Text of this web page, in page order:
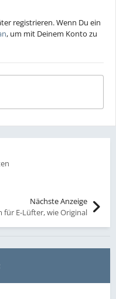
registrieren. Wenn Du ein
, um mit Deinem Konto zu
Nächste Anzeige
für E-Lüfter, wie Original